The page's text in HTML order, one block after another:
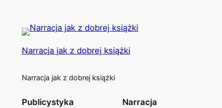
Narracja jak z dobrej książki
Narracja jak z dobrej książki
Publicystyka Narracja